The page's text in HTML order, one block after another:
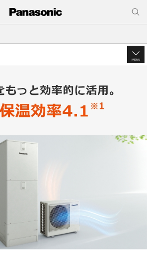
MENU